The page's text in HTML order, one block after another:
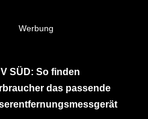
Werbung
SÜD: So finden
das passende